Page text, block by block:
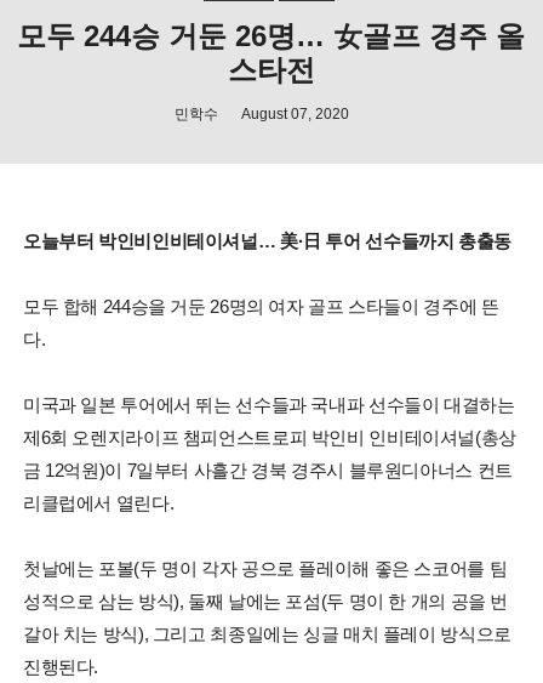
모두 244승 거둔 26명… 女골프 경주 올
스타전
민학수 August 07, 2020
오늘부터 박인비인비테이셔널… 美·日 투어 선수들까지 총출동
모두 합해 244승을 거둔 26명의 여자 골프 스타들이 경주에 뜬
다.
미국과 일본 투어에서 뛰는 선수들과 국내파 선수들이 대결하는
제6회 오렌지라이프 챔피언스트로피 박인비 인비테이셔널(총상
금 12억원)이 7일부터 사흘간 경북 경주시 블루원디아너스 컨트
리클럽에서 열린다.
첫날에는 포볼(두 명이 각자 공으로 플레이해 좋은 스코어를 팀
성적으로 삼는 방식), 둘째 날에는 포섬(두 명이 한 개의 공을 번
갈아 치는 방식), 그리고 최종일에는 싱글 매치 플레이 방식으로
진행된다.